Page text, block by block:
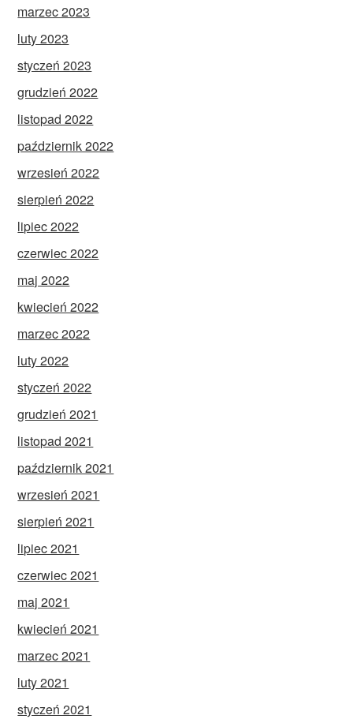
marzec 2023
luty 2023
styczeń 2023
grudzień 2022
listopad 2022
październik 2022
wrzesień 2022
sierpień 2022
lipiec 2022
czerwiec 2022
maj 2022
kwiecień 2022
marzec 2022
luty 2022
styczeń 2022
grudzień 2021
listopad 2021
październik 2021
wrzesień 2021
sierpień 2021
lipiec 2021
czerwiec 2021
maj 2021
kwiecień 2021
marzec 2021
luty 2021
styczeń 2021